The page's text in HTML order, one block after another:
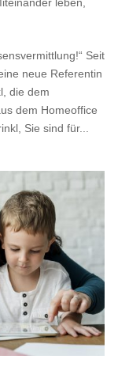
Seit
neue Referentin
die dem
dem Homeoffice
Sie sind für...